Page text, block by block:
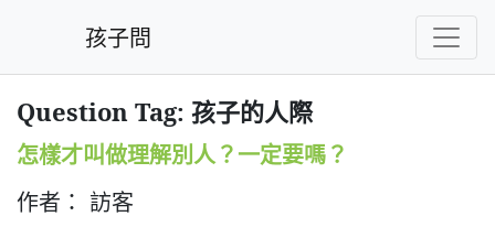
孩子問
Question Tag: 孩子的人際
怎樣才叫做理解別人？一定要嗎？
作者： 訪客